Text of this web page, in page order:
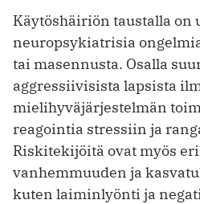
Käytöshäiriön taustalla on
neuropsykiatrisia
tai masennusta. Osalla
aggressiivisista lapsista
mielihyväjärjestelmän
reagointia stressiin ja
Riskitekijöitä ovat myös
vanhemmuuden ja
kuten laiminlyönti ja